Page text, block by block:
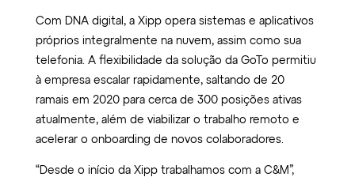
Com DNA digital, a Xipp opera sistemas e aplicativos
próprios integralmente na nuvem, assim como sua
telefonia. A flexibilidade da solução da GoTo permitiu
à empresa escalar rapidamente, saltando de 20
ramais em 2020 para cerca de 300 posições ativas
atualmente, além de viabilizar o trabalho remoto e
acelerar o onboarding de novos colaboradores.
“Desde o início da Xipp trabalhamos com a C&M”,